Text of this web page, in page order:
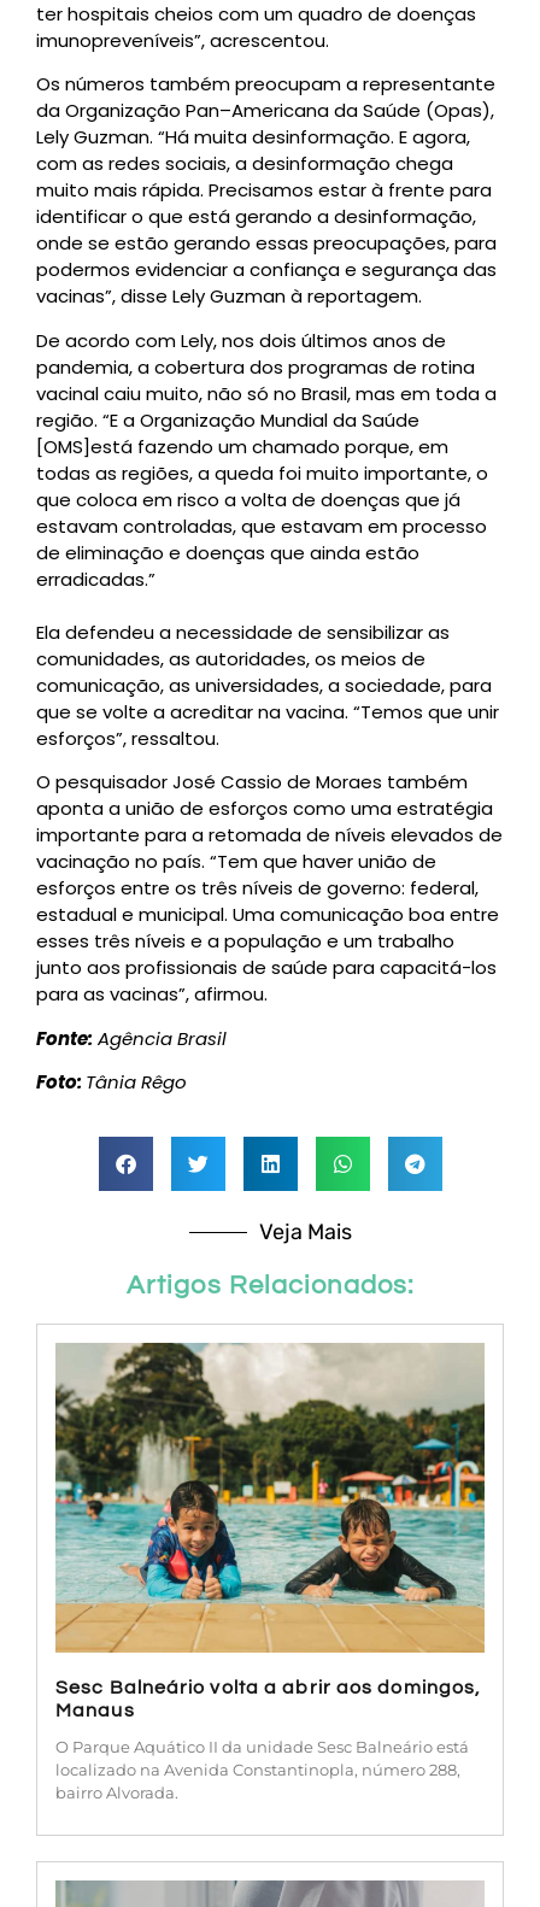
ter hospitais cheios com um quadro de doenças
imunopreveníveis”, acrescentou.
Os números também preocupam a representante
da Organização Pan–Americana da Saúde (Opas),
Lely Guzman. “Há muita desinformação. E agora,
com as redes sociais, a desinformação chega
muito mais rápida. Precisamos estar à frente para
identificar o que está gerando a desinformação,
onde se estão gerando essas preocupações, para
podermos evidenciar a confiança e segurança das
vacinas”, disse Lely Guzman à reportagem.
De acordo com Lely, nos dois últimos anos de
pandemia, a cobertura dos programas de rotina
vacinal caiu muito, não só no Brasil, mas em toda a
região. “E a Organização Mundial da Saúde
[OMS]está fazendo um chamado porque, em
todas as regiões, a queda foi muito importante, o
que coloca em risco a volta de doenças que já
estavam controladas, que estavam em processo
de eliminação e doenças que ainda estão
erradicadas.”
Ela defendeu a necessidade de sensibilizar as
comunidades, as autoridades, os meios de
comunicação, as universidades, a sociedade, para
que se volte a acreditar na vacina. “Temos que unir
esforços”, ressaltou.
O pesquisador José Cassio de Moraes também
aponta a união de esforços como uma estratégia
importante para a retomada de níveis elevados de
vacinação no país. “Tem que haver união de
esforços entre os três níveis de governo: federal,
estadual e municipal. Uma comunicação boa entre
esses três níveis e a população e um trabalho
junto aos profissionais de saúde para capacitá-los
para as vacinas”, afirmou.
Fonte: Agência Brasil
Foto: Tânia Rêgo
Veja Mais
Artigos Relacionados:
Sesc Balneário volta a abrir aos domingos,
Manaus
O Parque Aquático II da unidade Sesc Balneário está
localizado na Avenida Constantinopla, número 288,
bairro Alvorada.